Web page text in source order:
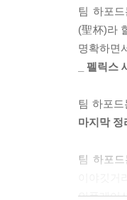
_ 수요의
:: 그것이
아주 좋은
통한 재
의 다른
열심히 노
있다면,
이해하기
저더러 경
《경제학
《당신
경제를
팀 하포
(聖杯)라
명확하면
_ 펠릭스
팀 하포
마지막 정
팀 하포
인플레이